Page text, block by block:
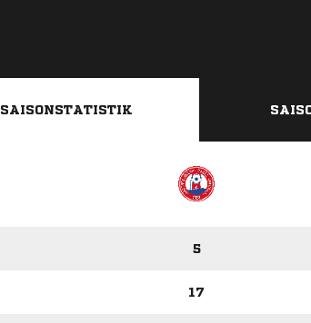
SAISONSTATISTIK
5
17